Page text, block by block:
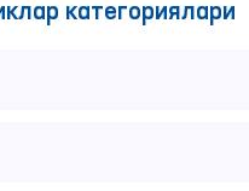
категориялари